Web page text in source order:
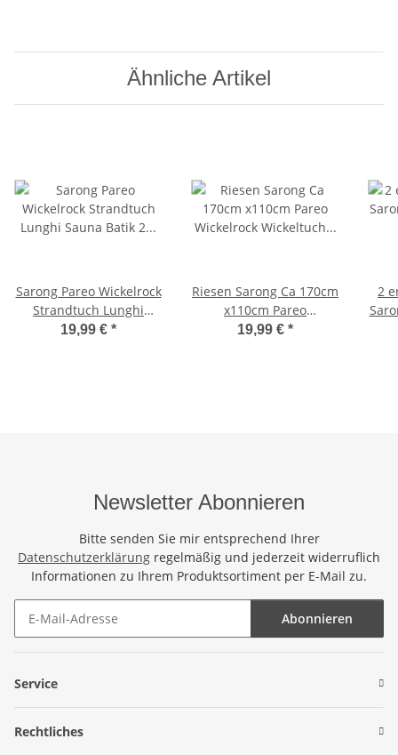
Ähnliche Artikel
Sarong Pareo Wickelrock
Strandtuch Lunghi
Sauna Batik 2 Farbig
19,99 € *
Riesen Sarong Ca 170cm
x110cm Pareo
Wickelrock Wickeltuch
19,99 € *
2
Newsletter Abonnieren
Bitte senden Sie mir entsprechend Ihrer
Datenschutzerklärung regelmäßig und jederzeit widerruflich
Informationen zu Ihrem Produktsortiment per E-Mail zu.
Abonnieren
Service
Rechtliches